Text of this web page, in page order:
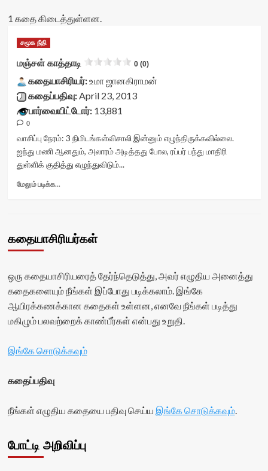
1 கதை கிடைத்துள்ளன.
சமூக நீதி
மஞ்சள் காத்தாடி 0 (0)
கதையாசிரியர்:உமா ஜானகிராமன்
கதைப்பதிவு:April 23, 2013
பார்வையிட்டோர்:13,881
0
வாசிப்பு நேரம்: 3 நிமிடங்கள்விசாலி இன்னும் எழுந்திருக்கவில்லை.
ஐந்து மணி ஆனதும், அலாரம் அடித்தது போல, ரப்பர் பந்து மாதிரி
துள்ளிக் குதித்து எழுந்துவிடும்...
மேலும் படிக்க...
class="yasr-
title-
container">
<div
class='yasr-
stars-
rater-
readonly-
data-
கதையாசிரியர்கள்
ஒரு கதையாசிரியரைத் தேர்ந்தெடுத்து, அவர் எழுதிய அனைத்து
கதைகளையும் நீங்கள் இப்போது படிக்கலாம். இங்கே
ஆயிரக்கணக்கான கதைகள் உள்ளன, எனவே நீங்கள் படித்து
மகிழும் பலவற்றைக் காண்பீர்கள் என்பது உறுதி.
இங்கே சொடுக்கவும்
கதைப்பதிவு
நீங்கள் எழுதிய கதையை பதிவு செய்ய இங்கே சொடுக்கவும்.
போட்டி அறிவிப்பு